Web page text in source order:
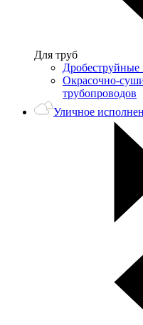
Для труб
Дробеструйные
Окрасочно-
трубопроводов
Уличное